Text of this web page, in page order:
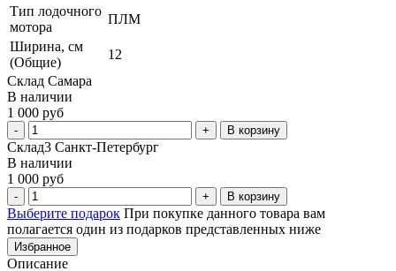
Тип лодочного
мотора
ПЛМ
Ширина, см
(Общие)
12
Склад Самара
В наличии
1 000 руб
В корзину
Склад3 Санкт-Петербург
В наличии
1 000 руб
В корзину
Выберите подарок При покупке данного товара вам
полагается один из подарков представленных ниже
Избранное
Описание